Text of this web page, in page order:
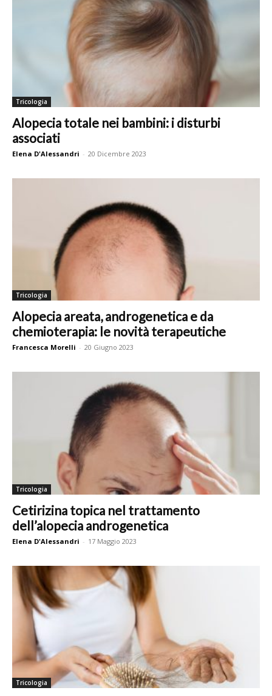
Tricologia
Alopecia totale nei bambini: i disturbi
associati
Elena D'Alessandri - 20 Dicembre 2023
Tricologia
Alopecia areata, androgenetica e da
chemioterapia: le novità terapeutiche
Francesca Morelli - 20 Giugno 2023
Tricologia
Cetirizina topica nel trattamento
dell’alopecia androgenetica
Elena D'Alessandri - 17 Maggio 2023
Tricologia